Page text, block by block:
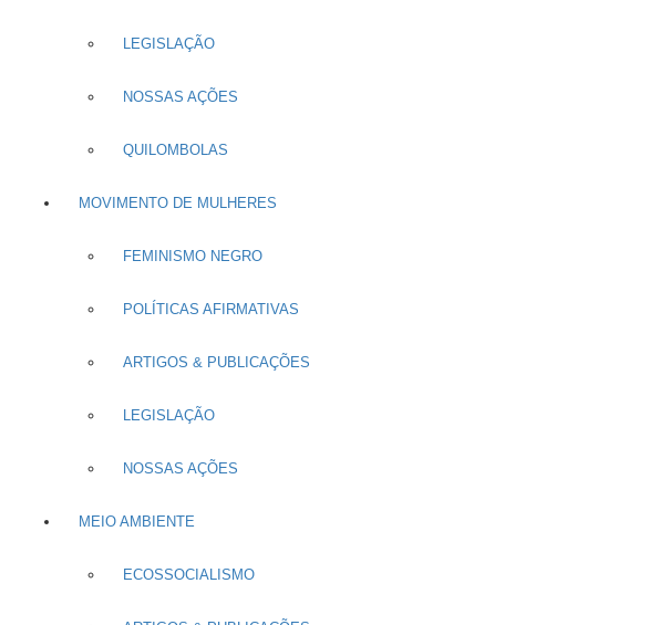
LEGISLAÇÃO
NOSSAS AÇÕES
QUILOMBOLAS
MOVIMENTO DE MULHERES
FEMINISMO NEGRO
POLÍTICAS AFIRMATIVAS
ARTIGOS & PUBLICAÇÕES
LEGISLAÇÃO
NOSSAS AÇÕES
MEIO AMBIENTE
ECOSSOCIALISMO